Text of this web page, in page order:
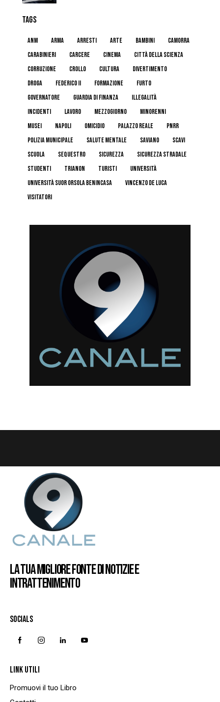
TAGS
anm arma arresti arte bambini
camorra
carabinieri
carcere cinema
Città della Scienza
corruzione
crollo cultura
divertimento
droga
federico II formazione
furto
governatore
guardia di finanza
illegalità
incidenti
lavoro mezzogiorno
minorenni
musei
napoli omicidio palazzo reale
pnrr
polizia municipale
salute mentale Saviano
scavi
scuola
sequestro sicurezza
sicurezza stradale
studenti
trianon turisti
università
Università Suor Orsola Benincasa
Vincenzo De Luca
visitatori
LA TUA MIGLIORE FONTE DI NOTIZIE E
INTRATTENIMENTO
SOCIALS
LINK UTILI
Promuovi il tuo Libro